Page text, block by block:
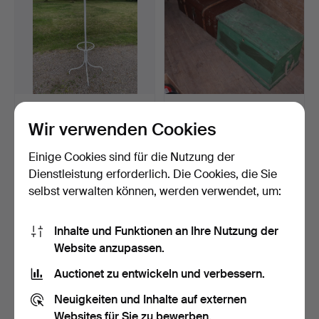
Rörmekano Fagerhult,
Ende des…
Beendet 20. Aug 2023
1 Gebot
22 USD
KOFFER, 19./20.
Jahrhunder…
Beendet 20. Aug 2023
1 Gebot
22 USD
Wir verwenden Cookies
Einige Cookies sind für die Nutzung der
Dienstleistung erforderlich. Die Cookies, die Sie
selbst verwalten können, werden verwendet, um:
Inhalte und Funktionen an Ihre Nutzung der
Website anzupassen.
Auctionet zu entwickeln und verbessern.
Neuigkeiten und Inhalte auf externen